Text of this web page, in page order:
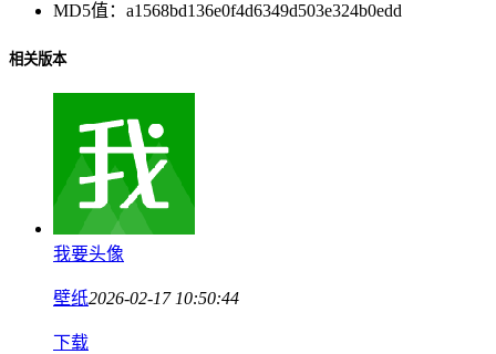
MD5值： a1568bd136e0f4d6349d503e324b0edd
相关版本
我要头像
壁纸2026-02-17 10:50:44
下载